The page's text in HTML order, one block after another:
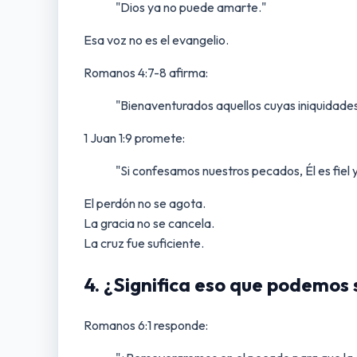
"Dios ya no puede amarte."
Esa voz no es el evangelio.
Romanos 4:7-8 afirma:
"Bienaventurados aquellos cuyas
1 Juan 1:9 promete:
"Si confesamos nuestros pecados, Él es fiel
El perdón no se agota.
La gracia no se cancela.
La cruz fue suficiente.
4. ¿Significa eso que
Romanos 6:1 responde: